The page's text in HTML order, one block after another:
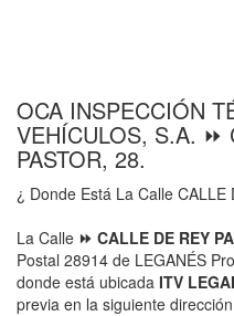
OCA INSPECCIÓN
VEHÍCULOS, S.A. ⏩
PASTOR, 28.
¿ Donde Está La Calle CALLE
La Calle ⏩ CALLE DE REY
Postal 28914 de LEGANÉS
donde está ubicada ITV
previa en la siguiente